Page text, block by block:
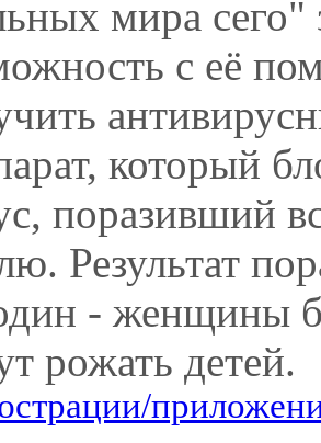
мира сего"
с её
который
поразивший
Результат
- женщины
рожать детей.